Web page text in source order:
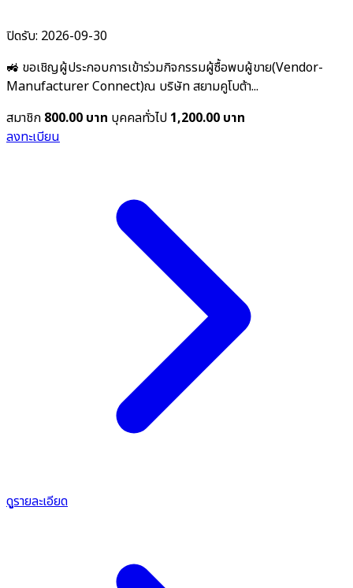
ปิดรับ: 2026-09-30
🚜 ขอเชิญผู้ประกอบการเข้าร่วมกิจกรรมผู้ซื้อพบผู้ขาย(Vendor-
Manufacturer Connect)ณ บริษัท สยามคูโบต้า...
สมาชิก 800.00 บาท บุคคลทั่วไป 1,200.00 บาท
ลงทะเบียน
ดูรายละเอียด